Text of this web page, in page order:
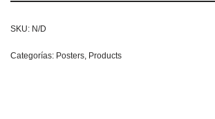
SKU: N/D
Categorías: Posters, Products